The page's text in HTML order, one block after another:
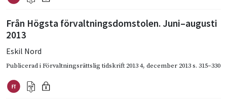
Från Högsta förvaltningsdomstolen. Juni–augusti
2013
Eskil Nord
Publicerad iFörvaltningsrättslig tidskrift 2013 4, december 2013s. 315–330